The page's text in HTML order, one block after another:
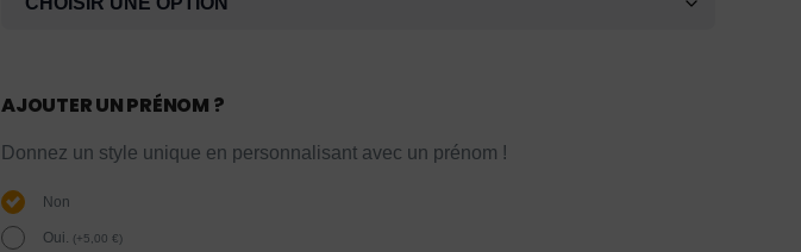
AJOUTER UN PRÉNOM ?
Donnez un style unique en personnalisant avec un prénom !
Non
Oui. (+5,00 €)